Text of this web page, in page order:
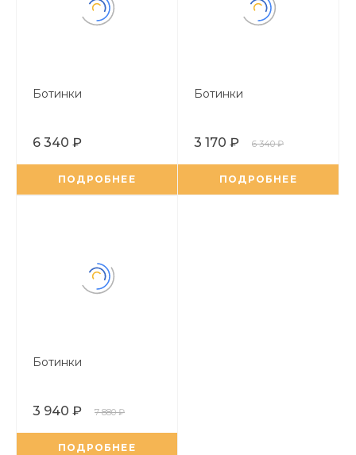
Ботинки
6 340 ₽
ПОДРОБНЕЕ
Ботинки
3 170 ₽ 6 340 ₽
ПОДРОБНЕЕ
Ботинки
3 940 ₽ 7 880 ₽
ПОДРОБНЕЕ